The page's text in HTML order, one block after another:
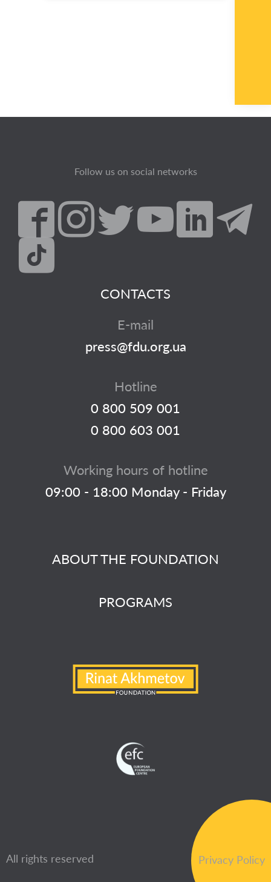
Follow us on social networks
ABOUT THE FOUNDATION
PROGRAMS
CONTACTS
E-mail
press@fdu.org.ua
Hotline
0 800 509 001
0 800 603 001
Working hours of hotline
09:00 - 18:00 Monday - Friday
All rights reserved Privacy Policy